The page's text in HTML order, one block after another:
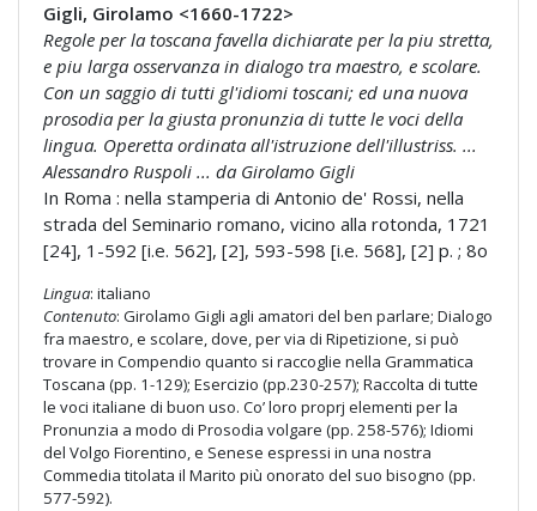
Gigli, Girolamo <1660-1722>
Regole per la toscana favella dichiarate per la piu stretta,
e piu larga osservanza in dialogo tra maestro, e scolare.
Con un saggio di tutti gl'idiomi toscani; ed una nuova
prosodia per la giusta pronunzia di tutte le voci della
lingua. Operetta ordinata all'istruzione dell'illustriss. ...
Alessandro Ruspoli ... da Girolamo Gigli
In Roma : nella stamperia di Antonio de' Rossi, nella
strada del Seminario romano, vicino alla rotonda, 1721
[24], 1-592 [i.e. 562], [2], 593-598 [i.e. 568], [2] p. ; 8o
Lingua: italiano
Contenuto: Girolamo Gigli agli amatori del ben parlare; Dialogo
fra maestro, e scolare, dove, per via di Ripetizione, si può
trovare in Compendio quanto si raccoglie nella Grammatica
Toscana (pp. 1-129); Esercizio (pp.230-257); Raccolta di tutte
le voci italiane di buon uso. Co’ loro proprj elementi per la
Pronunzia a modo di Prosodia volgare (pp. 258-576); Idiomi
del Volgo Fiorentino, e Senese espressi in una nostra
Commedia titolata il Marito più onorato del suo bisogno (pp.
577-592).